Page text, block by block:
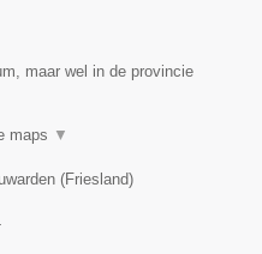
maar wel in de provincie
maps ▼
(Friesland)